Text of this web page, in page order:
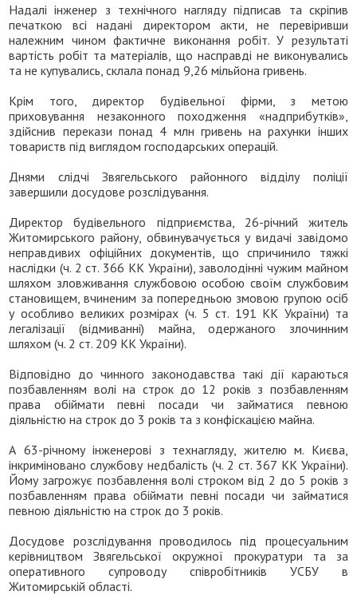
Надалі інженер з технічного нагляду підписав та скріпив
печаткою всі надані директором акти, не перевіривши
належним чином фактичне виконання робіт. У результаті
вартість робіт та матеріалів, що насправді не виконувались
та не купувались, склала понад 9,26 мільйона гривень.
Крім того, директор будівельної фірми, з метою
приховування незаконного походження «надприбутків»,
здійснив перекази понад 4 млн гривень на рахунки інших
товариств під виглядом господарських операцій.
Днями слідчі Звягельського районного відділу поліції
завершили досудове розслідування.
Директор будівельного підприємства, 26-річний житель
Житомирського району, обвинувачується у видачі завідомо
неправдивих офіційних документів, що спричинило тяжкі
наслідки (ч. 2 ст. 366 КК України), заволодінні чужим майном
шляхом зловживання службовою особою своїм службовим
становищем, вчиненим за попередньою змовою групою осіб
у особливо великих розмірах (ч. 5 ст. 191 КК України) та
легалізації (відмиванні) майна, одержаного злочинним
шляхом (ч. 2 ст. 209 КК України).
Відповідно до чинного законодавства такі дії караються
позбавленням волі на строк до 12 років з позбавленням
права обіймати певні посади чи займатися певною
діяльністю на строк до 3 років та з конфіскацією майна.
А 63-річному інженерові з технагляду, жителю м. Києва,
інкриміновано службову недбалість (ч. 2 ст. 367 КК України).
Йому загрожує позбавлення волі строком від 2 до 5 років з
позбавленням права обіймати певні посади чи займатися
певною діяльністю на строк до 3 років.
Досудове розслідування проводилось під процесуальним
керівництвом Звягельської окружної прокуратури та за
оперативного супроводу співробітників УСБУ в
Житомирській області.